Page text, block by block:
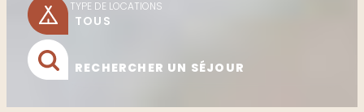
TYPE DE LOCATIONS
RECHERCHER UN SÉJOUR